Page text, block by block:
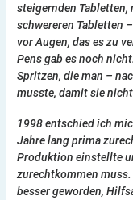
steigernden Tabletten,
schwereren Tabletten
vor Augen, das es zu
Pens gab es noch
Spritzen, die man –
musste, damit sie
1998 entschied ich
Jahre lang prima
Produktion einstellte
zurechtkommen
besser geworden,